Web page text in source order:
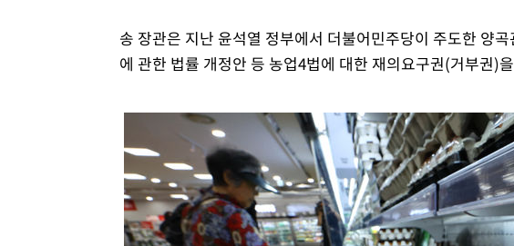
송 장관은 지난 윤석열 정부에서 더불어민주당이 주도한 양
에 관한 법률 개정안 등 농업4법에 대한 재의요구권(거부권)